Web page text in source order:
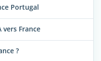
Portugal
France
?